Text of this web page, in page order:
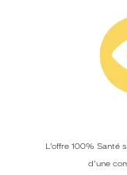
L’offre 100% Santé
d’une